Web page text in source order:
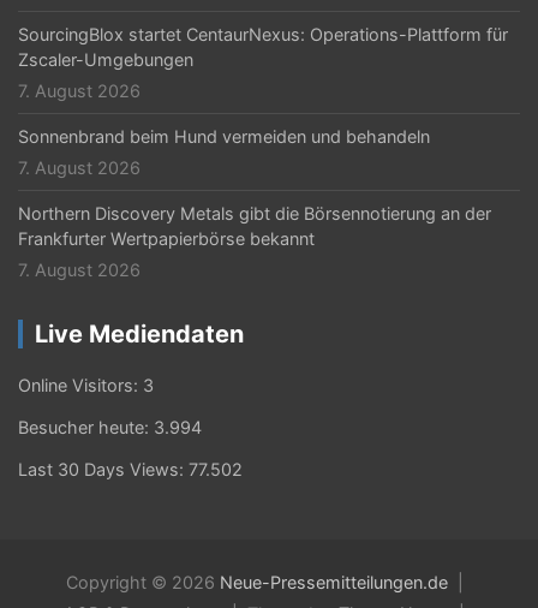
SourcingBlox startet CentaurNexus: Operations-Plattform für
Zscaler-Umgebungen
7. August 2026
Sonnenbrand beim Hund vermeiden und behandeln
7. August 2026
Northern Discovery Metals gibt die Börsennotierung an der
Frankfurter Wertpapierbörse bekannt
7. August 2026
Live Mediendaten
Online Visitors: 3
Besucher heute: 3.994
Last 30 Days Views: 77.502
Copyright © 2026 Neue-Pressemitteilungen.de